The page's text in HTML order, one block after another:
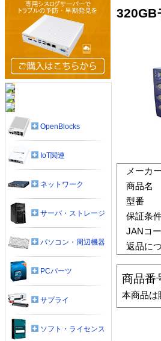
320GB
メーカー
商品名
型番
保証条
JANコ
返品に
商品番
本商品は
OpenBlocks
IoT関連
ネットワーク
サーバ・ストレージ
パソコン・周辺機器
PCパーツ
サプライ
ソフト・ライセンス